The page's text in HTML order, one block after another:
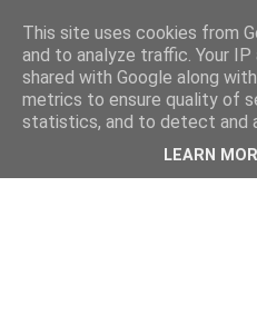
This site uses cookies from
and to analyze traffic. Your
shared with Google along
metrics to ensure quality of
statistics, and to detect and
LEARN